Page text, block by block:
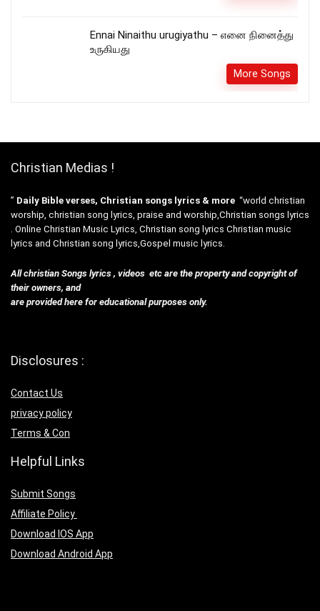
Ennai Ninaithu urugiyathu – எனை நினைத்து
உருகியது
More Songs
Christian Medias !
” Daily Bible verses, Christian songs lyrics & more “world christian
worship, christian song lyrics, praise and worship,Christian songs lyrics
. Online Christian Music Lyrics, Christian song lyrics Christian music
lyrics and Christian song lyrics,Gospel music lyrics.
All christian Songs lyrics , videos etc are the property and copyright of
their owners, and
are provided here for educational purposes only.
Disclosures :
Contact Us
privacy policy
Terms & Con
Helpful Links
Submit Songs
Affiliate Policy
Download IOS App
Download Android App